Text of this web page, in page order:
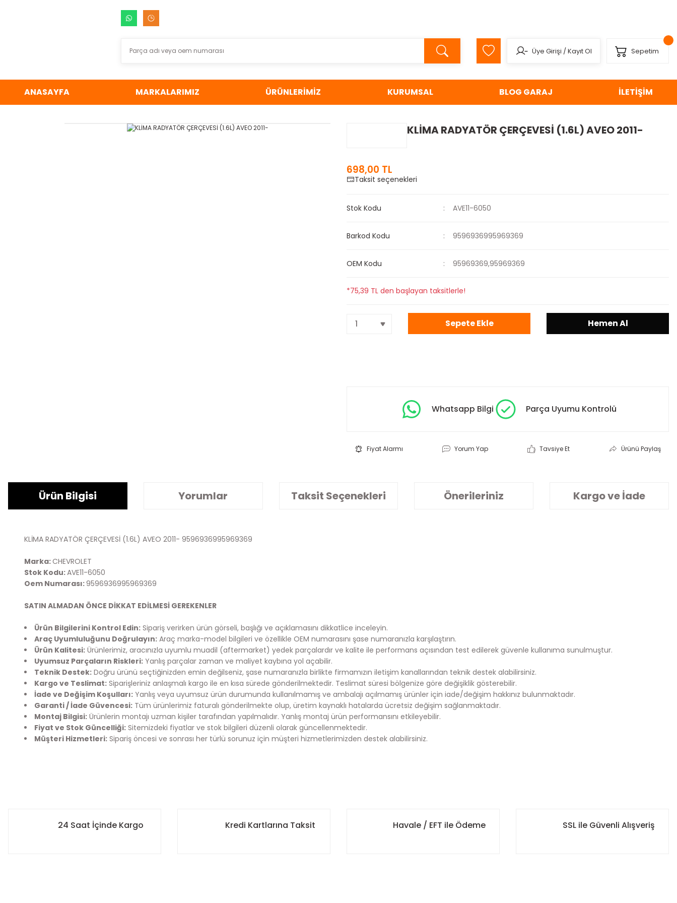
Üye Girişi /Kayıt Ol Sepetim
ANASAYFA MARKALARIMIZ ÜRÜNLERİMİZ KURUMSAL BLOG GARAJ İLETİŞİM
KLİMA RADYATÖR ÇERÇEVESİ (1.6L) AVEO 2011-
698,00 TL
Taksit seçenekleri
Stok Kodu AVE11-6050
Barkod Kodu 9596936995969369
OEM Kodu 95969369,95969369
*75,39 TL den başlayan taksitlerle!
Sepete Ekle Hemen Al
Whatsapp Bilgi Parça Uyumu Kontrolü
Fiyat Alarmı Yorum Yap Tavsiye Et Ürünü Paylaş
Ürün Bilgisi Yorumlar Taksit Seçenekleri Önerileriniz Kargo ve İade
KLİMA RADYATÖR ÇERÇEVESİ (1.6L) AVEO 2011- 9596936995969369
Marka:CHEVROLET
Stok Kodu:AVE11-6050
Oem Numarası:9596936995969369
SATIN ALMADAN ÖNCE DİKKAT EDİLMESİ GEREKENLER
Ürün Bilgilerini Kontrol Edin: Sipariş verirken ürün görseli, başlığı ve açıklamasını dikkatlice inceleyin.
Araç Uyumluluğunu Doğrulayın: Araç marka-model bilgileri ve özellikle OEM numarasını şase numaranızla karşılaştırın.
Ürün Kalitesi: Ürünlerimiz, aracınızla uyumlu muadil (aftermarket) yedek parçalardır ve kalite ile performans açısından test edilerek güvenle kullanıma sunulmuştur.
Uyumsuz Parçaların Riskleri: Yanlış parçalar zaman ve maliyet kaybına yol açabilir.
Teknik Destek: Doğru ürünü seçtiğinizden emin değilseniz, şase numaranızla birlikte firmamızın iletişim kanallarından teknik destek alabilirsiniz.
Kargo ve Teslimat: Siparişleriniz anlaşmalı kargo ile en kısa sürede gönderilmektedir. Teslimat süresi bölgenize göre değişiklik gösterebilir.
İade ve Değişim Koşulları: Yanlış veya uyumsuz ürün durumunda kullanılmamış ve ambalajı açılmamış ürünler için iade/değişim hakkınız bulunmaktadır.
Garanti / İade Güvencesi: Tüm ürünlerimiz faturalı gönderilmekte olup, üretim kaynaklı hatalarda ücretsiz değişim sağlanmaktadır.
Montaj Bilgisi: Ürünlerin montajı uzman kişiler tarafından yapılmalıdır. Yanlış montaj ürün performansını etkileyebilir.
Fiyat ve Stok Güncelliği: Sitemizdeki fiyatlar ve stok bilgileri düzenli olarak güncellenmektedir.
Müşteri Hizmetleri: Sipariş öncesi ve sonrası her türlü sorunuz için müşteri hizmetlerimizden destek alabilirsiniz.
Ürün resmi kalitesiz, bozuk veya görüntülenemiyor.
- 12:00 sonrası verilen siparişleriniz ise ertesi gün sabah öncelikli olarak kargoya teslim edilmektedir.
24 Saat İçinde Kargo Kredi Kartlarına Taksit Havale / EFT ile Ödeme SSL ile Güvenli Alışveriş